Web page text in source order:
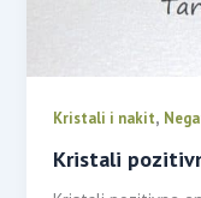
Kristali i nakit,
Kristali